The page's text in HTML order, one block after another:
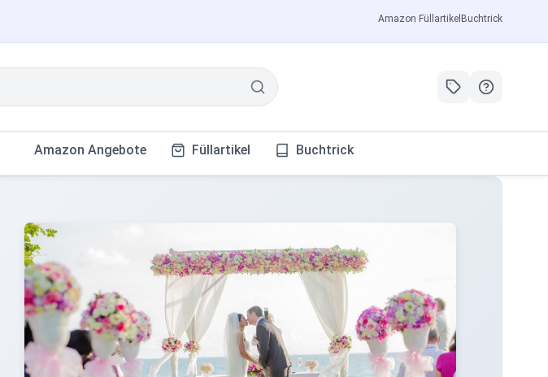
Amazon Füllartikel Buchtrick
Amazon Angebote Füllartikel Buchtrick